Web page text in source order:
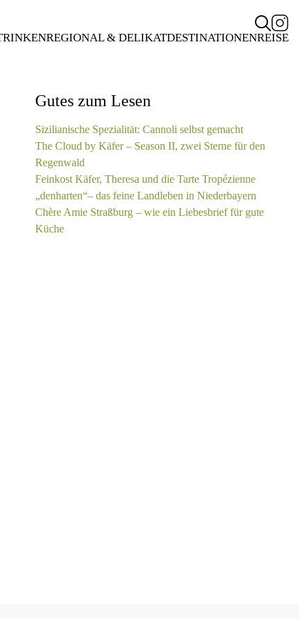
REGIONAL & DELIKATDESTINATIONENREISE
Gutes zum Lesen
Sizilianische Spezialität: Cannoli selbst gemacht
The Cloud by Käfer – Season II, zwei Sterne für den
Regenwald
Feinkost Käfer, Theresa und die Tarte Tropézienne
„denharten“– das feine Landleben in Niederbayern
Chère Amie Straßburg – wie ein Liebesbrief für gute
Küche